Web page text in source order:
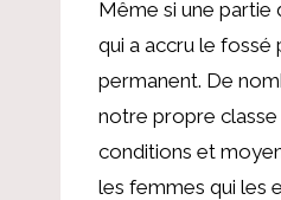
Même si une partie
qui a accru le fossé
permanent. De
notre propre classe
conditions et
les femmes qui les